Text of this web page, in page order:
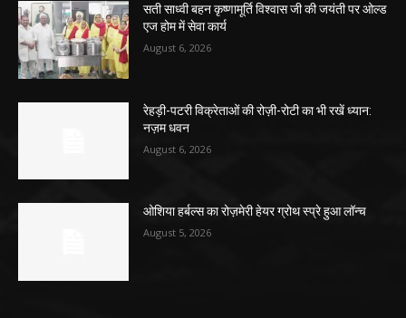
सती साध्वी बहन कृष्णामूर्ति विश्वास जी की जयंती पर ओल्ड
एज होम में सेवा कार्य
August 6, 2026
रेहड़ी-पटरी विक्रेताओं की रोज़ी-रोटी का भी रखें ध्यान:
नज़म धवन
August 6, 2026
ओशिया हर्बल्स का रोज़मेरी हेयर ग्रोथ स्प्रे हुआ लॉन्च
August 5, 2026